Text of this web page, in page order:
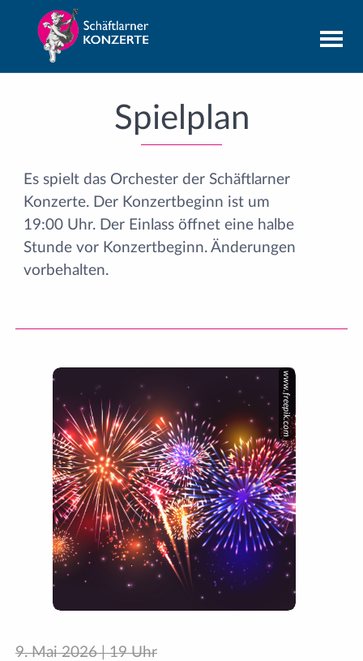
Spielplan
Es spielt das Orchester der Schäftlarner
Konzerte. Der Konzertbeginn ist um
19:00 Uhr. Der Einlass öffnet eine halbe
Stunde vor Konzertbeginn. Änderungen
vorbehalten.
www.freepik.com
9. Mai 2026 | 19 Uhr